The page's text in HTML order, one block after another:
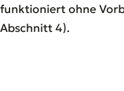
funktioniert ohne
Abschnitt 4).